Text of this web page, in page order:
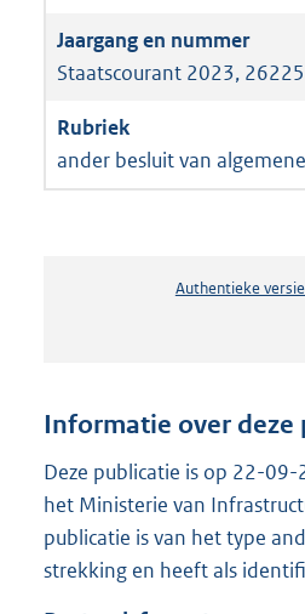
Staatscourant 2023, 26225
ander besluit van
Authentieke
Informatie over deze
Deze publicatie is op 22-
het Ministerie van
publicatie is van het type
strekking en heeft als